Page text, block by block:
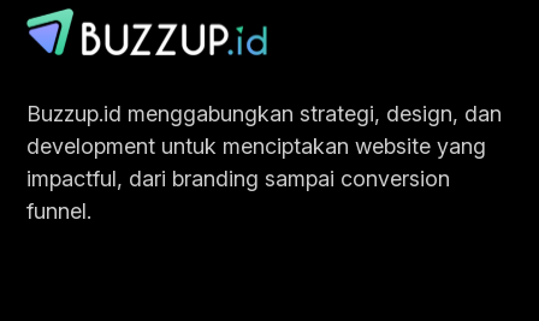
Buzzup.id menggabungkan strategi, design, dan
development untuk menciptakan website yang
impactful, dari branding sampai conversion
funnel.